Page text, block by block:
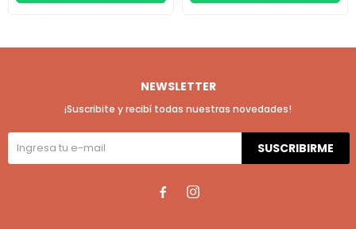
NEWSLETTER
¡Suscribite y recibí todas nuestras novedades!
SUSCRIBIRME
 